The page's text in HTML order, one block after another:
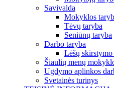
Savivalda
Mokyklos
Tėvų taryba
Seniūnų taryba
Darbo taryba
Lėšų
Šiaulių menų
Ugdymo aplinkos
Svetainės turinys